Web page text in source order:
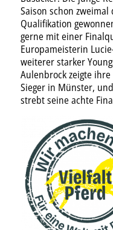
Saison schon
Qualifikation
gerne mit einer
Europameisterin
weiterer starker
Aulenbrock zeigte
Sieger in Münster,
strebt seine achte